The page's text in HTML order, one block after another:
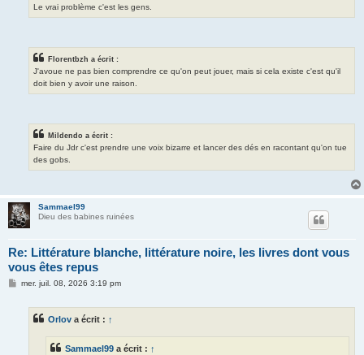
Le vrai problème c'est les gens.
Florentbzh a écrit :
J'avoue ne pas bien comprendre ce qu'on peut jouer, mais si cela existe c'est qu'il
doit bien y avoir une raison.
Mildendo a écrit :
Faire du Jdr c'est prendre une voix bizarre et lancer des dés en racontant qu'on tue
des gobs.
Sammael99
Dieu des babines ruinées
Re: Littérature blanche, littérature noire, les livres dont vous
vous êtes repus
Mmer. juil. 08, 2026 3:19 pm
Orlov a écrit : ↑
Sammael99 a écrit : ↑